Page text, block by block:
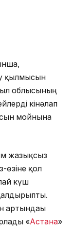
қылмысын
облысының
кінәлап
мойнына
жазықсыз
өзіне қол
күш
артындағы
«Астана»